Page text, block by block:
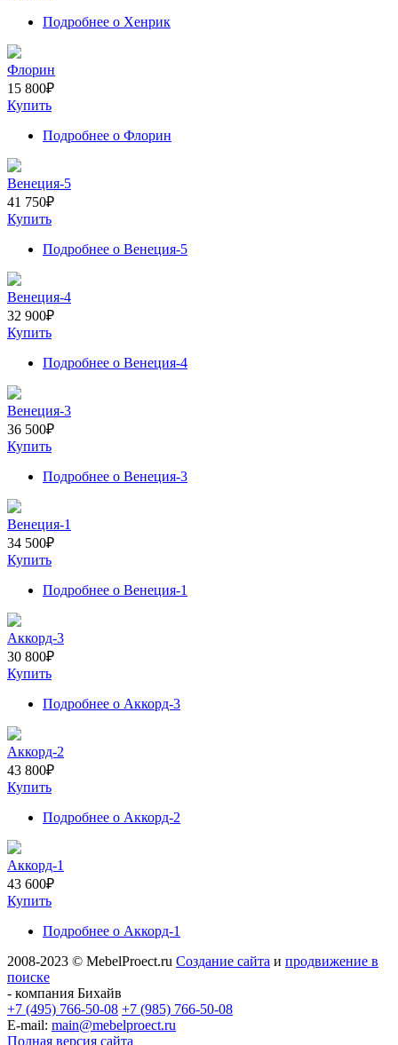
Подробнее о Хенрик
Флорин
15 800₽
Купить
Подробнее о Флорин
Венеция-5
41 750₽
Купить
Подробнее о Венеция-5
Венеция-4
32 900₽
Купить
Подробнее о Венеция-4
Венеция-3
36 500₽
Купить
Подробнее о Венеция-3
Венеция-1
34 500₽
Купить
Подробнее о Венеция-1
Аккорд-3
30 800₽
Купить
Подробнее о Аккорд-3
Аккорд-2
43 800₽
Купить
Подробнее о Аккорд-2
Аккорд-1
43 600₽
Купить
Подробнее о Аккорд-1
2008-2023 © MebelProect.ru Создание сайта и продвижение в
поиске
- компания Бихайв
+7 (495) 766-50-08 +7 (985) 766-50-08
E-mail: main@mebelproect.ru
Полная версия сайта